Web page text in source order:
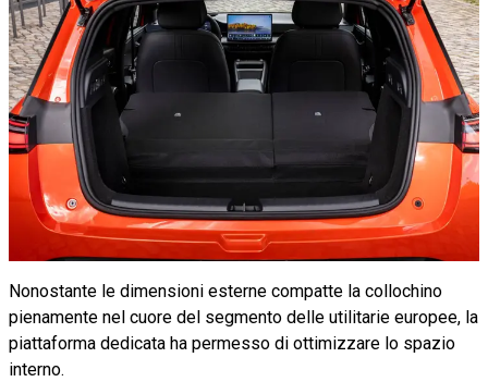
Nonostante le dimensioni esterne compatte la collochino
pienamente nel cuore del segmento delle utilitarie europee, la
piattaforma dedicata ha permesso di ottimizzare lo spazio
interno.